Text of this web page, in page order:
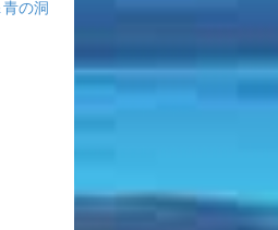
の洞